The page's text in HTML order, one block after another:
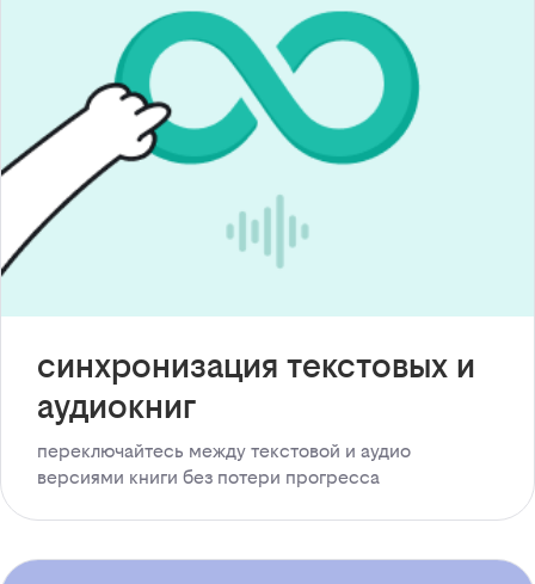
синхронизация текстовых и
аудиокниг
переключайтесь между текстовой и аудио
версиями книги без потери прогресса